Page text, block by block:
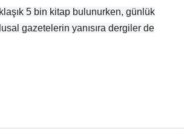
5 bin kitap bulunurken, günlük
gazetelerin yanısıra dergiler de